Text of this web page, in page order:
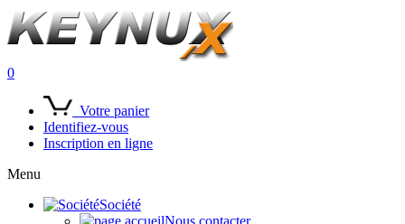
0
Votre panier
Identifiez-vous
Inscription en ligne
Menu
Société
Nous contacter